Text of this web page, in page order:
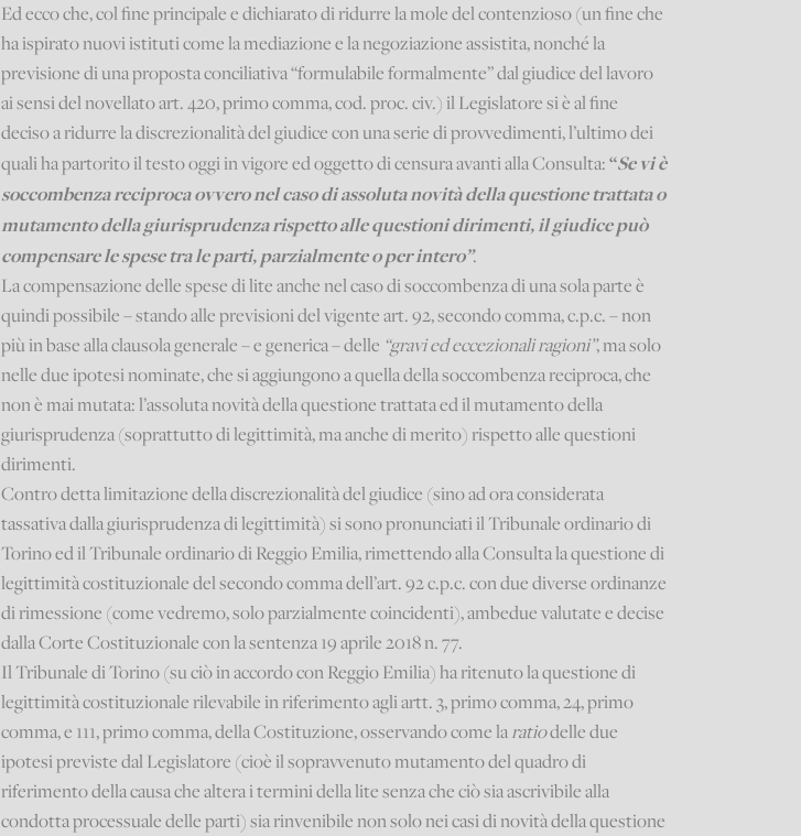
Ed ecco che, col fine principale e dichiarato di ridurre la mole del contenzioso (un fine che
ha ispirato nuovi istituti come la mediazione e la negoziazione assistita, nonché la
previsione di una proposta conciliativa “formulabile formalmente” dal giudice del lavoro
ai sensi del novellato art. 420, primo comma, cod. proc. civ.) il Legislatore si è al fine
deciso a ridurre la discrezionalità del giudice con una serie di provvedimenti, l’ultimo dei
quali ha partorito il testo oggi in vigore ed oggetto di censura avanti alla Consulta:“Se vi è
soccombenza reciproca ovvero nel caso di assoluta novità della questione trattata o
mutamento della giurisprudenza rispetto alle questioni dirimenti, il giudice può
compensare le spese tra le parti, parzialmente o per intero”.
La compensazione delle spese di lite anche nel caso di soccombenza di una sola parte è
quindi possibile – stando alle previsioni del vigente art. 92, secondo comma, c.p.c. – non
più in base alla clausola generale – e generica – delle “gravi ed eccezionali ragioni”, ma solo
nelle due ipotesi nominate, che si aggiungono a quella della soccombenza reciproca, che
non è mai mutata: l’assoluta novità della questione trattata ed il mutamento della
giurisprudenza (soprattutto di legittimità, ma anche di merito) rispetto alle questioni
dirimenti.
Contro detta limitazione della discrezionalità del giudice (sino ad ora considerata
tassativa dalla giurisprudenza di legittimità) si sono pronunciati il Tribunale ordinario di
Torino ed il Tribunale ordinario di Reggio Emilia, rimettendo alla Consulta la questione di
legittimità costituzionale del secondo comma dell’art. 92 c.p.c. con due diverse ordinanze
di rimessione (come vedremo, solo parzialmente coincidenti), ambedue valutate e decise
dalla Corte Costituzionale con la sentenza 19 aprile 2018 n. 77.
Il Tribunale di Torino (su ciò in accordo con Reggio Emilia) ha ritenuto la questione di
legittimità costituzionale rilevabile in riferimento agli artt. 3, primo comma, 24, primo
comma, e 111, primo comma, della Costituzione, osservando come laratiodelle due
ipotesi previste dal Legislatore (cioè il sopravvenuto mutamento del quadro di
riferimento della causa che altera i termini della lite senza che ciò sia ascrivibile alla
condotta processuale delle parti) sia rinvenibile non solo nei casi di novità della questione